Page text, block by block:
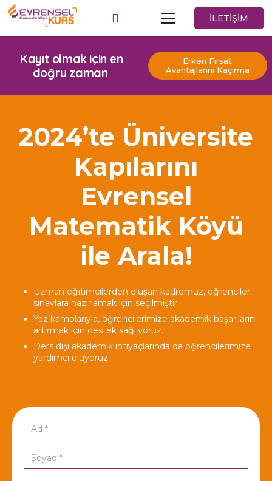
İLETİŞİM
Kayıt olmak için en
doğru zaman
Erken Fırsat
Avantajlarını Kaçırma
2024’te Üniversite
Kapılarını
Evrensel
Matematik Köyü
ile Arala!
Uzman eğitimcilerden oluşan kadromuz, öğrencileri
sınavlara hazırlamak için seçilmiştir.
Yaz kamplarıyla, öğrencilerimize akademik başarılarını
artırmak için destek sağlıyoruz.
Ders dışı akademik ihtiyaçlarında da öğrencilerimize
yardımcı oluyoruz.